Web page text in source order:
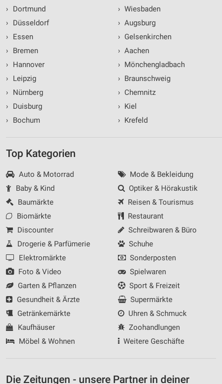
›
Dortmund
›
Düsseldorf
›
Essen
›
Bremen
›
Hannover
›
Leipzig
›
Nürnberg
›
Duisburg
›
Bochum
› Wiesbaden
› Augsburg
› Gelsenkirchen
› Aachen
› Mönchengladbach
› Braunschweig
› Chemnitz
› Kiel
› Krefeld
Top Kategorien
Auto & Motorrad
Baby & Kind
Baumärkte
Biomärkte
Discounter
Drogerie & Parfümerie
Elektromärkte
Foto & Video
Garten & Pflanzen
Gesundheit & Ärzte
Getränkemärkte
Kaufhäuser
Möbel & Wohnen
Mode & Bekleidung
Optiker & Hörakustik
Reisen & Tourismus
Restaurant
Schreibwaren & Büro
Schuhe
Sonderposten
Spielwaren
Sport & Freizeit
Supermärkte
Uhren & Schmuck
Zoohandlungen
Weitere Geschäfte
Die Zeitungen - unsere Partner in deiner